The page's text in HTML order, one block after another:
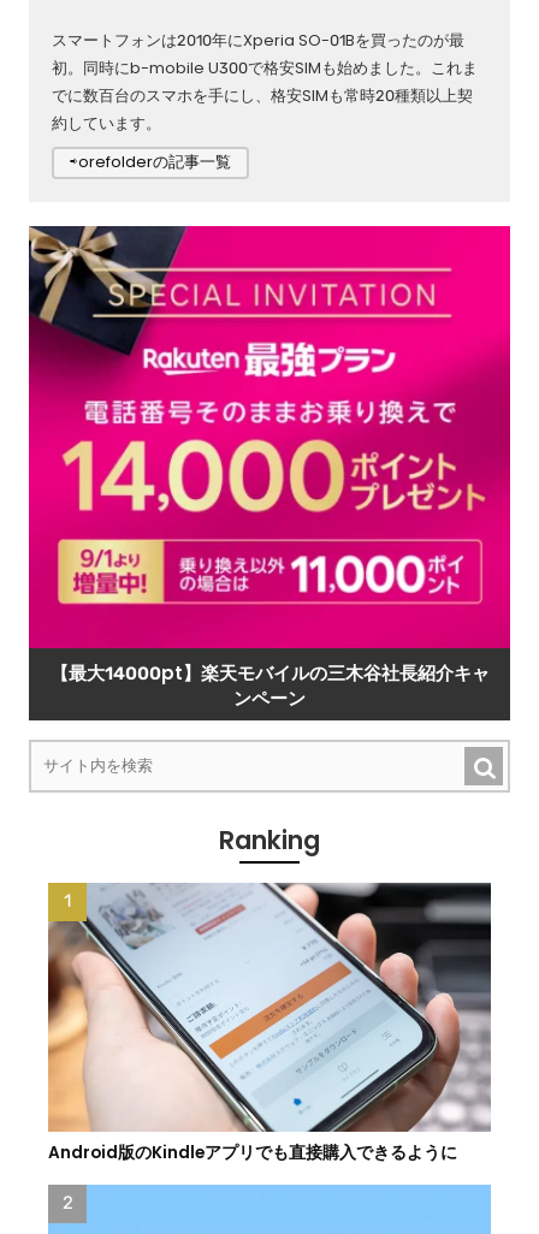
スマートフォンは2010年にXperia SO-01Bを買ったのが最
初。同時にb-mobile U300で格安SIMも始めました。これま
でに数百台のスマホを手にし、格安SIMも常時20種類以上契
約しています。
⇨orefolderの記事一覧
【最大14000pt】楽天モバイルの三木谷社長紹介キャ
ンペーン
Ranking
Android版のKindleアプリでも直接購入できるように